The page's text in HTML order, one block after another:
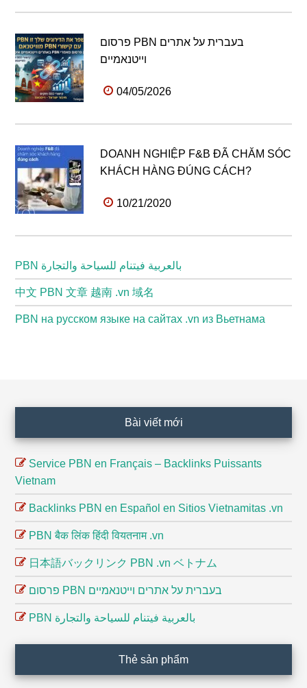
פרסום PBN בעברית על אתרים
וייטנאמיים
04/05/2026
DOANH NGHIỆP F&B ĐÃ CHĂM SÓC
KHÁCH HÀNG ĐÚNG CÁCH?
10/21/2020
PBN بالعربية فيتنام للسياحة والتجارة
中文 PBN 文章 越南 .vn 域名
PBN на русском языке на сайтах .vn из Вьетнама
Bài viết mới
Service PBN en Français – Backlinks Puissants
Vietnam
Backlinks PBN en Español en Sitios Vietnamitas .vn
PBN बैक लिंक हिंदी वियतनाम .vn
日本語バックリンク PBN .vn ベトナム
פרסום PBN בעברית על אתרים וייטנאמיים
PBN بالعربية فيتنام للسياحة والتجارة
Thẻ sản phẩm